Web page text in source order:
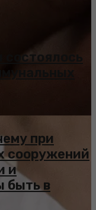
при
сооружений
и
быть в